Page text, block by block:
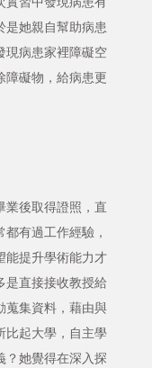
是她親自幫助病患
現病患家裡障礙空
障礙物，給病患更
業後取得證照，直
有過工作經驗，
能提升學術能力才
是直接接收教授給
蒐集資料，藉由與
比起大學，自主學
？她覺得在深入探